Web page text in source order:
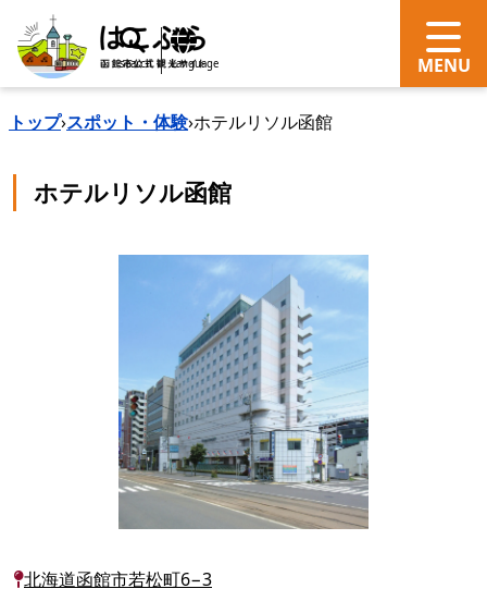
search Language
トップ›スポット・体験›ホテルリソル函館
ホテルリソル函館
北海道函館市若松町6−3